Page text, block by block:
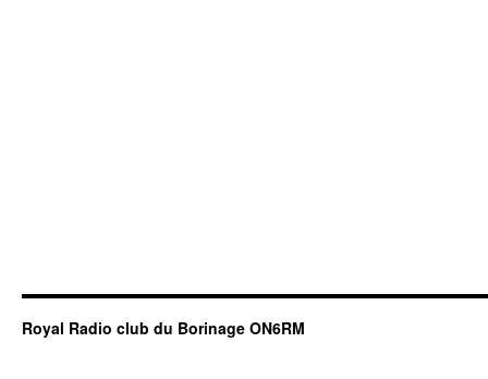
Royal Radio club du Borinage ON6RM